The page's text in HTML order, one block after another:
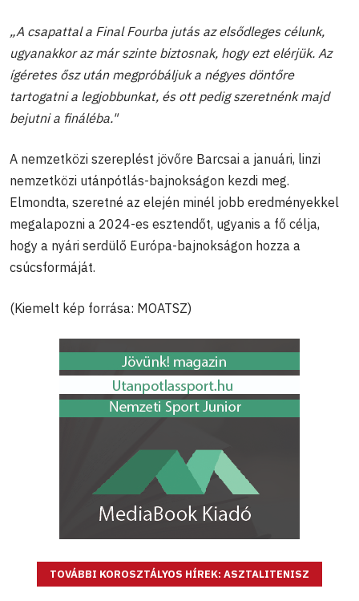
„A csapattal a Final Fourba jutás az elsődleges célunk,
ugyanakkor az már szinte biztosnak, hogy ezt elérjük. Az
ígéretes ősz után megpróbáljuk a négyes döntőre
tartogatni a legjobbunkat, és ott pedig szeretnénk majd
bejutni a fináléba."
A nemzetközi szereplést jövőre Barcsai a januári, linzi
nemzetközi utánpótlás-bajnokságon kezdi meg.
Elmondta, szeretné az elején minél jobb eredményekkel
megalapozni a 2024-es esztendőt, ugyanis a fő célja,
hogy a nyári serdülő Európa-bajnokságon hozza a
csúcsformáját.
(Kiemelt kép forrása: MOATSZ)
TOVÁBBI KOROSZTÁLYOS HÍREK: ASZTALITENISZ